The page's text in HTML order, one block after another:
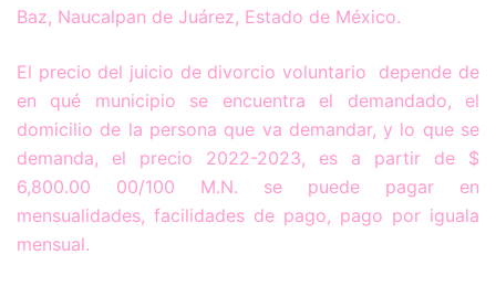
Baz, Naucalpan de Juárez, Estado de México.
El precio del juicio de divorcio voluntario depende de
en qué municipio se encuentra el demandado, el
domicilio de la persona que va demandar, y lo que se
demanda, el precio 2022-2023, es a partir de $
6,800.00 00/100 M.N. se puede pagar en
mensualidades, facilidades de pago, pago por iguala
mensual.